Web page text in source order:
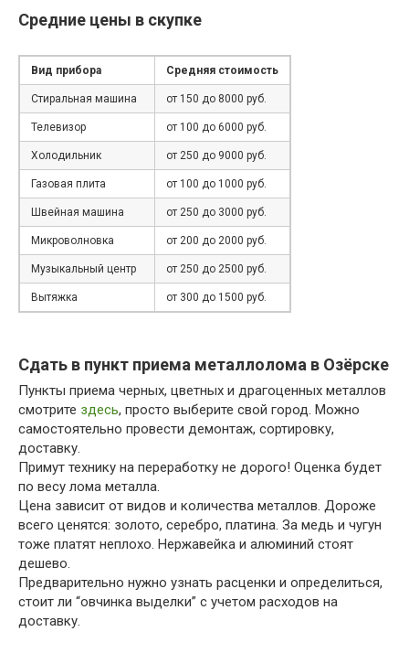
Средние цены в скупке
Вид прибора Средняя стоимость
Стиральная машина от 150 до 8000 руб.
Телевизор от 100 до 6000 руб.
Холодильник от 250 до 9000 руб.
Газовая плита от 100 до 1000 руб.
Швейная машина от 250 до 3000 руб.
Микроволновка от 200 до 2000 руб.
Музыкальный центр от 250 до 2500 руб.
Вытяжка от 300 до 1500 руб.
Сдать в пункт приема металлолома в Озёрске
Пункты приема черных, цветных и драгоценных металлов
смотрите здесь, просто выберите свой город. Можно
самостоятельно провести демонтаж, сортировку,
доставку.
Примут технику на переработку не дорого! Оценка будет
по весу лома металла.
Цена зависит от видов и количества металлов. Дороже
всего ценятся: золото, серебро, платина. За медь и чугун
тоже платят неплохо. Нержавейка и алюминий стоят
дешево.
Предварительно нужно узнать расценки и определиться,
стоит ли “овчинка выделки” с учетом расходов на
доставку.